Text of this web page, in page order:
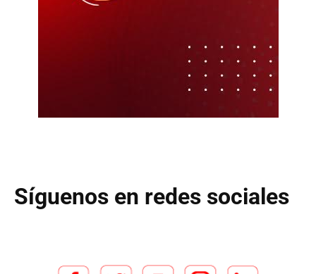
Síguenos en redes sociales